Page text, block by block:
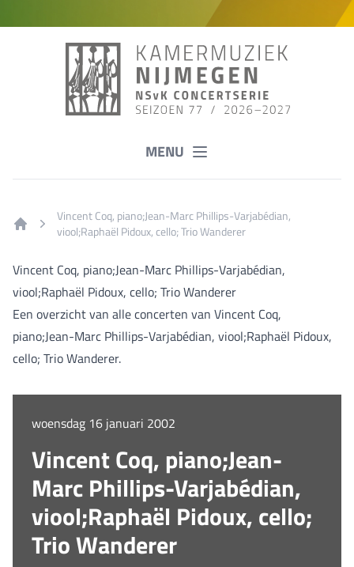
MENU
Vincent Coq, piano;Jean-Marc Phillips-Varjabédian,
viool;Raphaël Pidoux, cello; Trio Wanderer
Vincent Coq, piano;Jean-Marc Phillips-Varjabédian,
viool;Raphaël Pidoux, cello; Trio Wanderer
Een overzicht van alle concerten van Vincent Coq,
piano;Jean-Marc Phillips-Varjabédian, viool;Raphaël Pidoux,
cello; Trio Wanderer.
woensdag 16 januari 2002
Vincent Coq, piano;Jean-
Marc Phillips-Varjabédian,
viool;Raphaël Pidoux, cello;
Trio Wanderer